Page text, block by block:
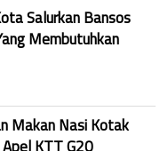
Salurkan Bansos
Membutuhkan
Makan Nasi Kotak
KTT G20